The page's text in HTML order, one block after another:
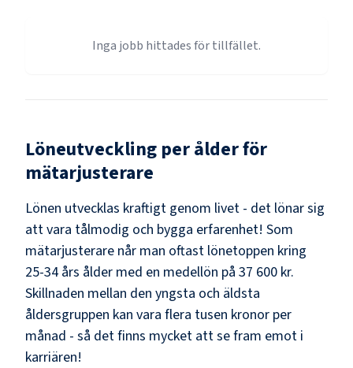
Inga jobb hittades för tillfället.
Löneutveckling per ålder för
mätarjusterare
Lönen utvecklas kraftigt genom livet - det lönar sig
att vara tålmodig och bygga erfarenhet! Som
mätarjusterare når man oftast lönetoppen kring
25-34 års ålder med en medellön på 37 600 kr.
Skillnaden mellan den yngsta och äldsta
åldersgruppen kan vara flera tusen kronor per
månad - så det finns mycket att se fram emot i
karriären!